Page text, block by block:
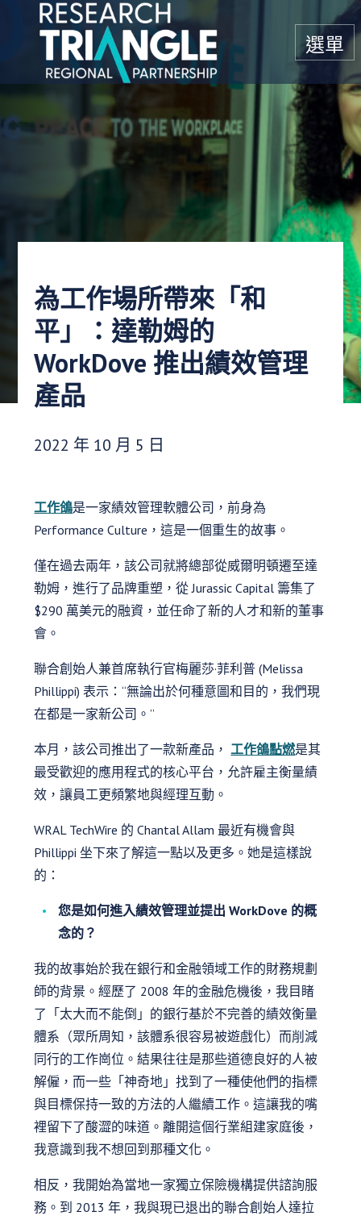
跳至內容
選單
為工作場所帶來「和
平」：達勒姆的
WorkDove 推出績效管理
產品
發布日期：
2022 年 10 月 5 日
工作鴿是一家績效管理軟體公司，前身為
Performance Culture，這是一個重生的故事。
僅在過去兩年，該公司就將總部從威爾明頓遷至達
勒姆，進行了品牌重塑，從 Jurassic Capital 籌集了
$290 萬美元的融資，並任命了新的人才和新的董事
會。
聯合創始人兼首席執行官梅麗莎·菲利普 (Melissa
Phillippi) 表示：“無論出於何種意圖和目的，我們現
在都是一家新公司。”
本月，該公司推出了一款新產品，工作鴿點燃是其
最受歡迎的應用程式的核心平台，允許雇主衡量績
效，讓員工更頻繁地與經理互動。
WRAL TechWire 的 Chantal Allam 最近有機會與
Phillippi 坐下來了解這一點以及更多。她是這樣說
的：
您是如何進入績效管理並提出 WorkDove 的概
念的？
我的故事始於我在銀行和金融領域工作的財務規劃
師的背景。經歷了 2008 年的金融危機後，我目睹
了「太大而不能倒」的銀行基於不完善的績效衡量
體系（眾所周知，該體系很容易被遊戲化）而削減
同行的工作崗位。結果往往是那些道德良好的人被
解僱，而一些「神奇地」找到了一種使他們的指標
與目標保持一致的方法的人繼續工作。這讓我的嘴
裡留下了酸澀的味道。離開這個行業組建家庭後，
我意識到我不想回到那種文化。
相反，我開始為當地一家獨立保險機構提供諮詢服
務。到 2013 年，我與現已退出的聯合創始人達拉